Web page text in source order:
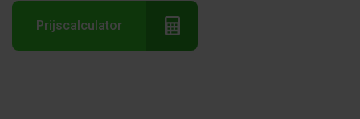
Prijscalculator